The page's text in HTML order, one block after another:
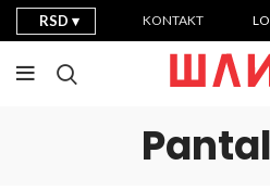
RSD KONTAKT